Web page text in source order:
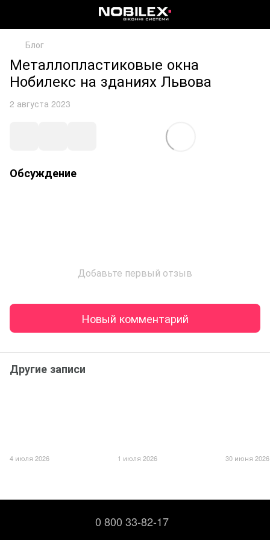
Блог
Металлопластиковые окна
Нобилекс на зданиях Львова
2 августа 2023
Обсуждение
Добавьте первый отзыв
Новый комментарий
Другие записи
4 июля 2026 1 июля 2026 30 июня 2026
0 800 33-82-17